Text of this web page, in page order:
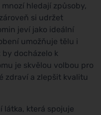
hledají způsoby,
si udržet
jeví jako ideální
umožňuje tělu i
docházelo k
je skvělou volbou pro
zdraví a zlepšit kvalitu
látka, která spojuje